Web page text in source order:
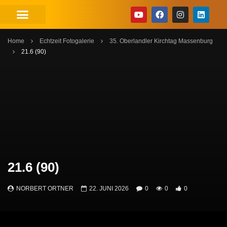
Home Echtzeit Fotogalerie
35. Oberlandler Kirchtag Massenburg
21.6 (90)
21.6 (90)
NORBERT ORTNER 22. JUNI 2026 0 0 0